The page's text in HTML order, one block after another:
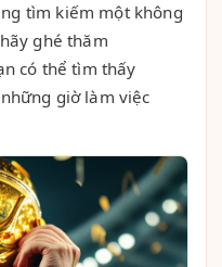
tìm kiếm một không
ghé thăm
có thể tìm thấy
giờ làm việc